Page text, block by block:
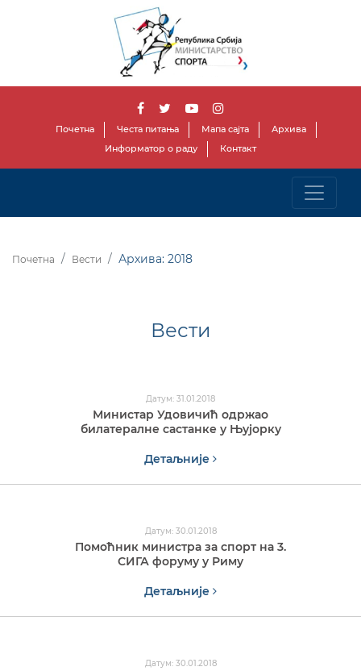
Почетна Честа питања Мапа сајта
Архива
Информатор о раду
Контакт
Почетна Вести Архива: 2018
Вести
Датум: 31.01.2018
Министар Удовичић одржао
билатералне састанке у Њујорку
Детаљније
Датум: 30.01.2018
Помоћник министра за спорт на 3.
СИГА форуму у Риму
Детаљније
Датум: 30.01.2018